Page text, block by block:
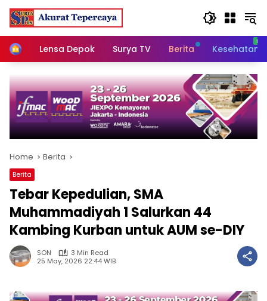
Skip
content
HomeLensa Depok Surya TV Berita Kesehatan
Home Berita
Berita
Tebar Kepedulian, SMA
Muhammadiyah 1 Salurkan 44
Kambing Kurban untuk AUM se-DIY
SON
3 Min Read
25 May, 2026 22:44 WIB